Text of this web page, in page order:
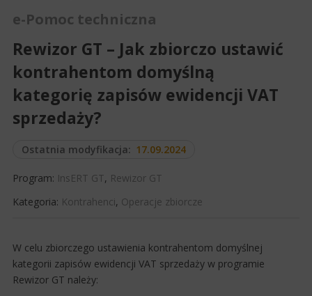
e-Pomoc techniczna
Rewizor GT – Jak zbiorczo ustawić
kontrahentom domyślną
kategorię zapisów ewidencji VAT
sprzedaży?
Ostatnia modyfikacja: 17.09.2024
Program: InsERT GT, Rewizor GT
Kategoria: Kontrahenci, Operacje zbiorcze
​W celu zbiorczego ustawienia kontrahentom domyślnej
kategorii zapisów ewidencji VAT sprzedaży w programie
Rewizor GT należy: